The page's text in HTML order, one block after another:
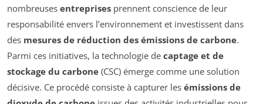
nombreuses entreprises prennent conscience de leur
responsabilité envers l’environnement et investissent dans
des mesures de réduction des émissions de carbone.
Parmi ces initiatives, la technologie de captage et de
stockage du carbone (CSC) émerge comme une solution
décisive. Ce procédé consiste à capturer les émissions de